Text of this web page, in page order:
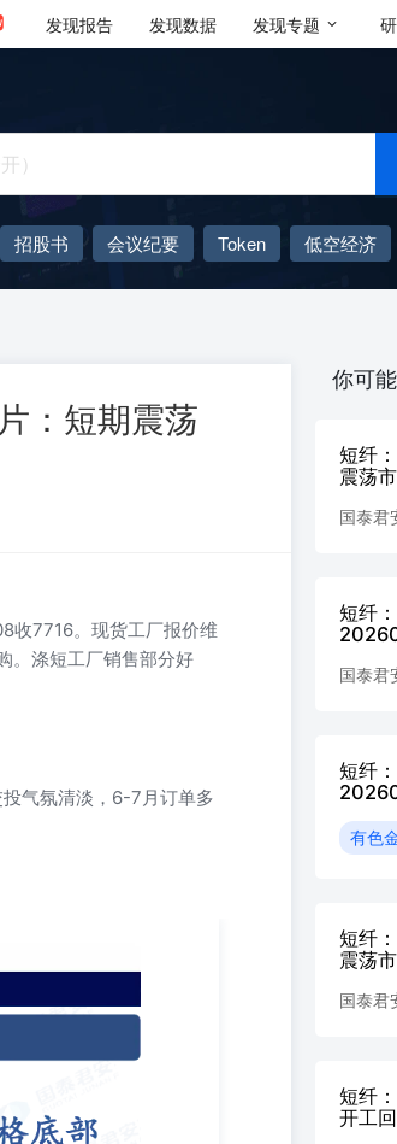
发现报告 发现数据 发现专题
招股书 会议纪要 Token 低空经济
大模型
：短期震荡
收7716。现货工厂报价维
。涤短工厂销售部分好
气氛清淡，6-7月订单多
【现货消息】 短纤：短纤期
报价维稳，成交优惠缩小。期现商及
售部分好转，截止下午3:00附近，平
50%、91%。 瓶片：上游聚酯原料
单多成交在8200-8350元/吨出厂不
简称“本公司”）具有中国证监会核准
你可
短纤
震荡
国泰君
短纤
国泰君
短纤
有色
短纤
震荡
国泰君
短纤
开工